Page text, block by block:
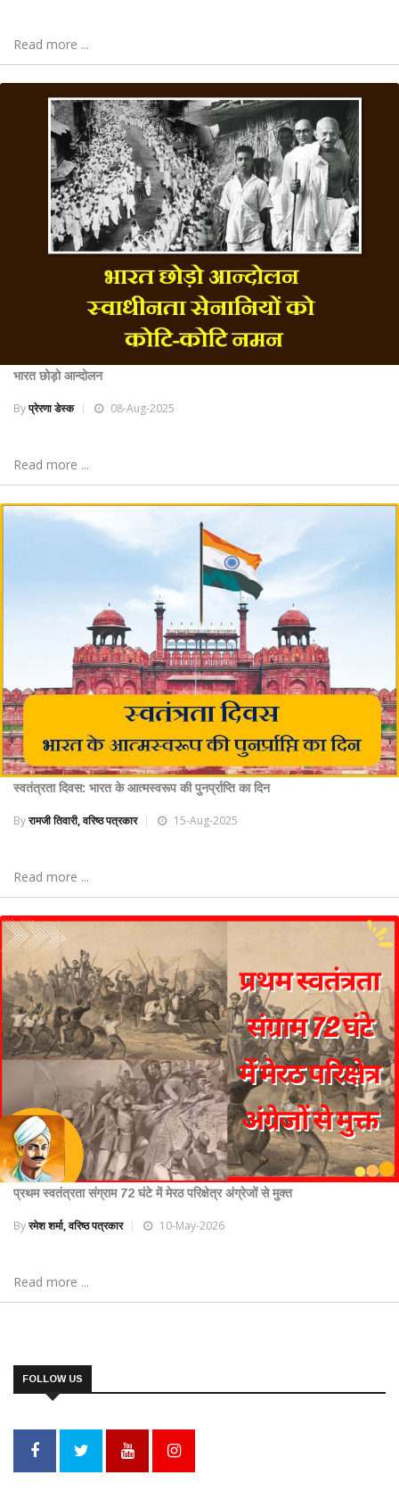
Read more ...
भारत छोड़ो आन्दोलन
Byप्रेरणा डेस्क 08-Aug-2025
Read more ...
स्वतंत्रता दिवस: भारत के आत्मस्वरूप की पुनर्प्राप्ति का दिन
Byरामजी तिवारी, वरिष्ठ पत्रकार 15-Aug-2025
Read more ...
प्रथम स्वतंत्रता संग्राम 72 घंटे में मेरठ परिक्षेत्र अंग्रेजों से मुक्त
Byरमेश शर्मा, वरिष्ठ पत्रकार 10-May-2026
Read more ...
FOLLOW US